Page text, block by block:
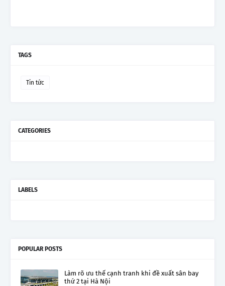
TAGS
Tin tức
CATEGORIES
LABELS
POPULAR POSTS
Làm rõ ưu thế cạnh tranh khi đề xuất sân bay
thứ 2 tại Hà Nội